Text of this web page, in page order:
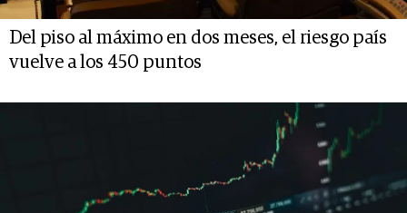
Del piso al máximo en dos meses, el riesgo país
vuelve a los 450 puntos